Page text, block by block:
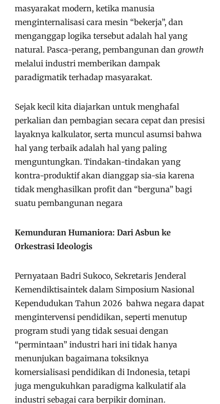
masyarakat modern, ketika manusia
menginternalisasi cara mesin “bekerja”, dan
menganggap logika tersebut adalah hal yang
natural. Pasca-perang, pembangunan dan growth
melalui industri memberikan dampak
paradigmatik terhadap masyarakat.
Sejak kecil kita diajarkan untuk menghafal
perkalian dan pembagian secara cepat dan presisi
layaknya kalkulator, serta muncul asumsi bahwa
hal yang terbaik adalah hal yang paling
menguntungkan. Tindakan-tindakan yang
kontra-produktif akan dianggap sia-sia karena
tidak menghasilkan profit dan “berguna” bagi
suatu pembangunan negara
Kemunduran Humaniora: Dari Asbun ke
Orkestrasi Ideologis
Pernyataan Badri Sukoco, Sekretaris Jenderal
Kemendiktisaintek dalam Simposium Nasional
Kependudukan Tahun 2026 bahwa negara dapat
mengintervensi pendidikan, seperti menutup
program studi yang tidak sesuai dengan
“permintaan” industri hari ini tidak hanya
menunjukan bagaimana toksiknya
komersialisasi pendidikan di Indonesia, tetapi
juga mengukuhkan paradigma kalkulatif ala
industri sebagai cara berpikir dominan.